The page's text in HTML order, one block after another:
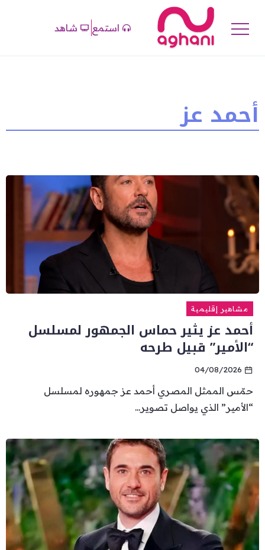
استمع شاهد
أحمد عز
مشاهير إقليمية
أحمد عز يثير حماس الجمهور لمسلسل
“الأمير” قبيل طرحه
04/08/2026
حمّس الممثل المصري أحمد عز جمهوره لمسلسل
“الأمير” الذي يواصل تصوير...